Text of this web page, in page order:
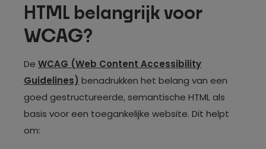
HTML belangrijk voor
WCAG?
De WCAG (Web Content Accessibility
Guidelines) benadrukken het belang van een
goed gestructureerde, semantische HTML als
basis voor een toegankelijke website. Dit helpt
om: